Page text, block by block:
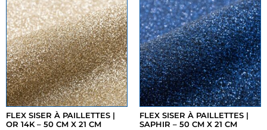
FLEX SISER À PAILLETTES |
OR 14K – 50 CM X 21 CM
FLEX SISER À PAILLETTES |
SAPHIR – 50 CM X 21 CM